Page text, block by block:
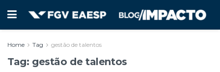
Home Tag gestão de talentos
Tag: gestão de talentos